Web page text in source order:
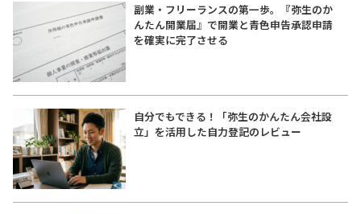
副業・フリーランスの第一歩。『弥生のか
んたん開業届』で開業と青色申告承認申請
を確実に完了させる
自分でもできる！「弥生のかんたん会社設
立」を活用した自力登記のレビュー